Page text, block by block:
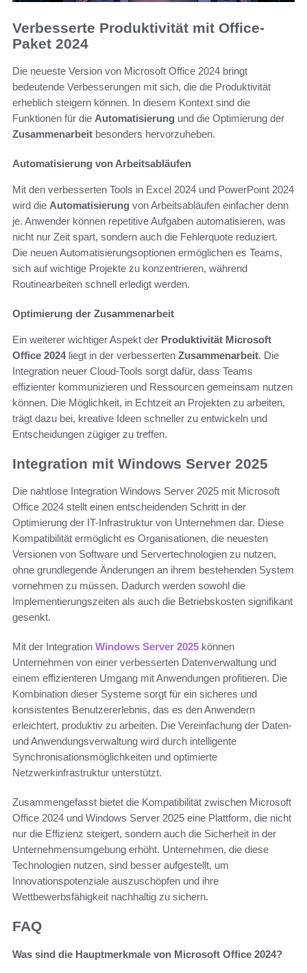
Verbesserte Produktivität mit Office-
Paket 2024
Die neueste Version von Microsoft Office 2024 bringt
bedeutende Verbesserungen mit sich, die die Produktivität
erheblich steigern können. In diesem Kontext sind die
Funktionen für die Automatisierung und die Optimierung der
Zusammenarbeit besonders hervorzuheben.
Automatisierung von Arbeitsabläufen
Mit den verbesserten Tools in Excel 2024 und PowerPoint 2024
wird die Automatisierung von Arbeitsabläufen einfacher denn
je. Anwender können repetitive Aufgaben automatisieren, was
nicht nur Zeit spart, sondern auch die Fehlerquote reduziert.
Die neuen Automatisierungsoptionen ermöglichen es Teams,
sich auf wichtige Projekte zu konzentrieren, während
Routinearbeiten schnell erledigt werden.
Optimierung der Zusammenarbeit
Ein weiterer wichtiger Aspekt der Produktivität Microsoft
Office 2024liegt in der verbesserten Zusammenarbeit. Die
Integration neuer Cloud-Tools sorgt dafür, dass Teams
effizienter kommunizieren und Ressourcen gemeinsam nutzen
können. Die Möglichkeit, in Echtzeit an Projekten zu arbeiten,
trägt dazu bei, kreative Ideen schneller zu entwickeln und
Entscheidungen zügiger zu treffen.
Integration mit Windows Server 2025
Die nahtlose Integration Windows Server 2025 mit Microsoft
Office 2024 stellt einen entscheidenden Schritt in der
Optimierung der IT-Infrastruktur von Unternehmen dar. Diese
Kompatibilität ermöglicht es Organisationen, die neuesten
Versionen von Software und Servertechnologien zu nutzen,
ohne grundlegende Änderungen an ihrem bestehenden System
vornehmen zu müssen. Dadurch werden sowohl die
Implementierungszeiten als auch die Betriebskosten signifikant
gesenkt.
Mit der Integration Windows Server 2025 können
Unternehmen von einer verbesserten Datenverwaltung und
einem effizienteren Umgang mit Anwendungen profitieren. Die
Kombination dieser Systeme sorgt für ein sicheres und
konsistentes Benutzererlebnis, das es den Anwendern
erleichtert, produktiv zu arbeiten. Die Vereinfachung der Daten-
und Anwendungsverwaltung wird durch intelligente
Synchronisationsmöglichkeiten und optimierte
Netzwerkinfrastruktur unterstützt.
Zusammengefasst bietet die Kompatibilität zwischen Microsoft
Office 2024 und Windows Server 2025 eine Plattform, die nicht
nur die Effizienz steigert, sondern auch die Sicherheit in der
Unternehmensumgebung erhöht. Unternehmen, die diese
Technologien nutzen, sind besser aufgestellt, um
Innovationspotenziale auszuschöpfen und ihre
Wettbewerbsfähigkeit nachhaltig zu sichern.
FAQ
Was sind die Hauptmerkmale von Microsoft Office 2024?